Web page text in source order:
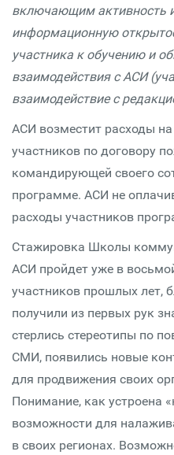
включающим активность
информационную
участника к обучению и
взаимодействия с АСИ
взаимодействие с
АСИ возместит расходы
участников по договору
командирующей своего
программе. АСИ не
расходы участников
Стажировка Школы
АСИ пройдет уже в
участников прошлых лет,
получили из первых рук
стерлись стереотипы по
СМИ, появились новые
для продвижения своих
Понимание, как устроена
возможности для
в своих регионах.